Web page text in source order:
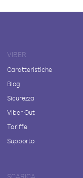
VIBER
Caratteristiche
Blog
Sicurezza
Viber Out
Tariffe
Supporto
SCARICA